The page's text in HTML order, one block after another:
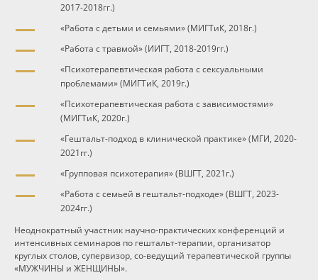
2017-2018гг.)
«Работа с детьми и семьями» (МИГТиК, 2018г.)
«Работа с травмой» (ИИГТ, 2018-2019гг.)
«Психотерапевтическая работа с сексуальными
проблемами» (МИГТиК, 2019г.)
«Психотерапевтическая работа с зависимостями»
(МИГТиК, 2020г.)
«Гештальт-подход в клинической практике» (МГИ, 2020-
2021гг.)
«Групповая психотерапия» (ВШГТ, 2021г.)
«Работа с семьей в гештальт-подходе» (ВШГТ, 2023-
2024гг.)
Неоднократный участник научно-практических конференций и
интенсивных семинаров по гештальт-терапии, организатор
круглых столов, супервизор, со-ведущий терапевтической группы
«МУЖЧИНЫ и ЖЕНЩИНЫ».